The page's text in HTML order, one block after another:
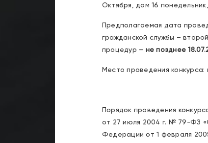
Октября, дом 16
Предполагаемая дата
гражданской службы –
процедур – не позднее
Место проведения
Порядок проведения
от 27 июля 2004 г. № 79-ФЗ
Федерации от 1 февраля